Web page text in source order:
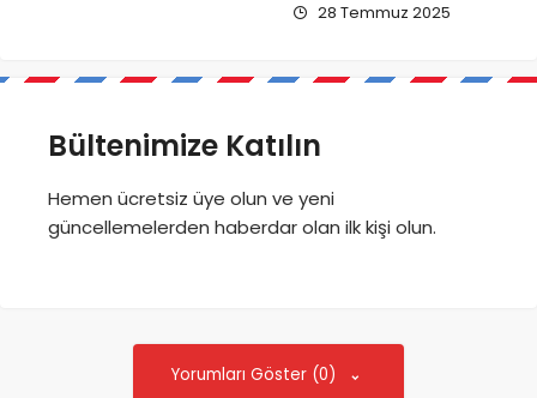
28 Temmuz 2025
Bültenimize Katılın
Hemen ücretsiz üye olun ve yeni
güncellemelerden haberdar olan ilk kişi olun.
Yorumları Göster (0)